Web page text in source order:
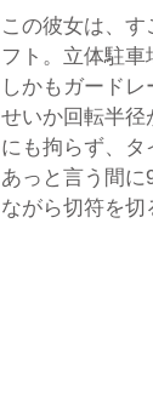
この彼女は、
フト。立体駐
しかもガード
せいか回転半径
にも拘らず、タ
あっと言う間
ながら切符を切